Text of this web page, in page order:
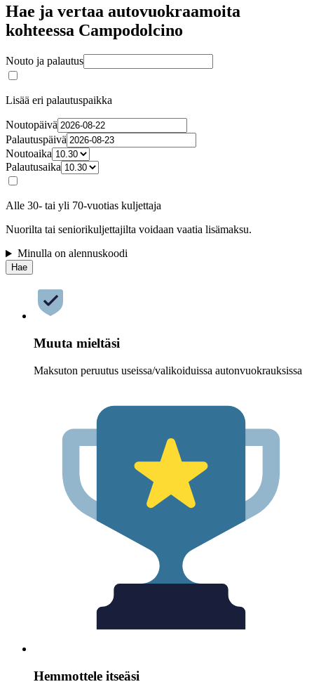
Hae ja vertaa autovuokraamoita
kohteessa Campodolcino
Nouto ja palautus
Lisää eri palautuspaikka
Noutopäivä
Palautuspäivä
Noutoaika
Palautusaika
Alle 30- tai yli 70-vuotias kuljettaja
Nuorilta tai seniorikuljettajilta voidaan vaatia lisämaksu.
Minulla on alennuskoodi
Hae
Muuta mieltäsi
Maksuton peruutus useissa/valikoiduissa autonvuokrauksissa
Hemmottele itseäsi